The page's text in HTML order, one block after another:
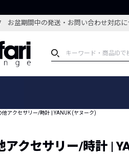
お盆期間中の発送・お問い合わせ対応に
探す
特集記事
コーディ
他アクセサリー/時計 | YANUK (ヤヌーク)
アクセサリー/時計 |